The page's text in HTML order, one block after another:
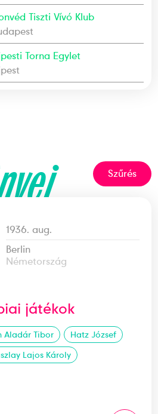
Tiszti Vívó Klub
Torna Egylet
Szűrés
1936. aug.
Berlin
Németország
játékok
Aladár Tibor
Hatz József
Lajos Károly